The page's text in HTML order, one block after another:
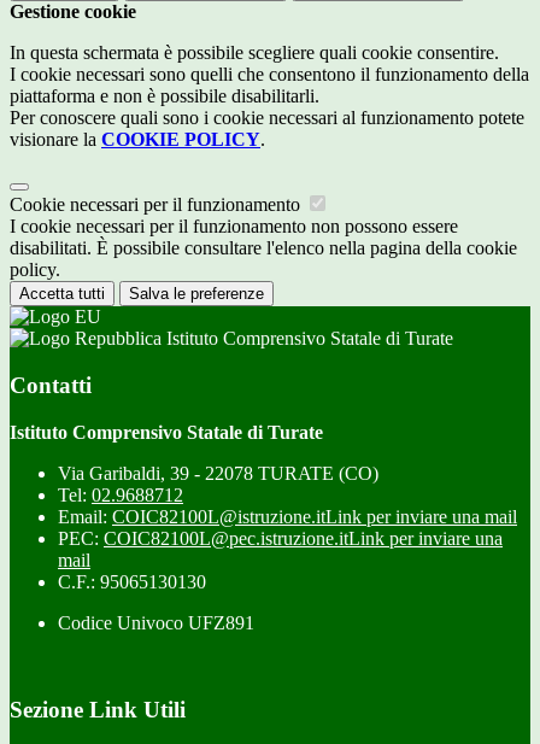
Gestione cookie
In questa schermata è possibile scegliere quali cookie consentire.
I cookie necessari sono quelli che consentono il funzionamento della
piattaforma e non è possibile disabilitarli.
Per conoscere quali sono i cookie necessari al funzionamento potete
visionare la COOKIE POLICY.
Cookie necessari per il funzionamento
I cookie necessari per il funzionamento non possono essere
disabilitati. È possibile consultare l'elenco nella pagina della cookie
policy.
Accetta tutti Salva le preferenze
Istituto Comprensivo Statale di Turate
Contatti
Istituto Comprensivo Statale di Turate
Via Garibaldi, 39 - 22078 TURATE (CO)
Tel: 02.9688712
Email: COIC82100L@istruzione.itLink per inviare una mail
PEC: COIC82100L@pec.istruzione.itLink per inviare una
mail
C.F.: 95065130130
Codice Univoco UFZ891
Sezione Link Utili